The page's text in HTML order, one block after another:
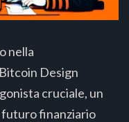
nella
Design
cruciale, un
futuro finanziario